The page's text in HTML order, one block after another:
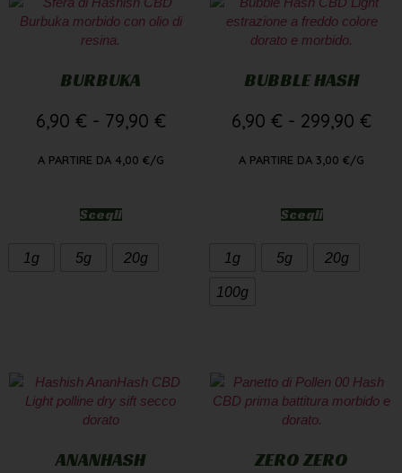
BURBUKA
6,90 € - 79,90 €
A PARTIRE DA 4,00 €/G
Scegli
1g 5g 20g
BUBBLE HASH
6,90 € - 299,90 €
A PARTIRE DA 3,00 €/G
Scegli
1g 5g 20g
100g
ANANHASH ZERO ZERO